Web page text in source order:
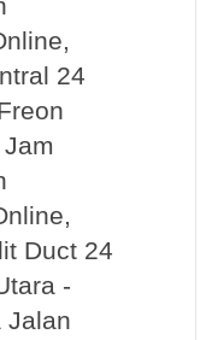
24
Duct 24
-
Jalan